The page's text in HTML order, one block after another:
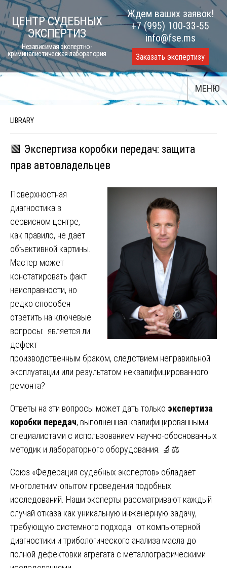
Skip
to
content
ЦЕНТР СУДЕБНЫХ
ЭКСПЕРТИЗ
Независимая экспертно-
криминалистическая лаборатория
Ждем ваших заявок!
+7 (995) 100-33-55
info@fse.ms
Заказать экспертизу
МЕНЮ
LIBRARY
🟩 Экспертиза коробки передач: защита
прав автовладельцев
Поверхностная
диагностика в
сервисном центре,
как правило, не дает
объективной картины.
Мастер может
констатировать факт
неисправности, но
редко способен
ответить на ключевые
вопросы: является ли
дефект
производственным браком, следствием неправильной
эксплуатации или результатом неквалифицированного
ремонта?
Ответы на эти вопросы может дать только экспертиза
коробки передач, выполненная квалифицированными
специалистами с использованием научно-обоснованных
методик и лабораторного оборудования. 🔬⚖️
Союз «Федерация судебных экспертов» обладает
многолетним опытом проведения подобных
исследований. Наши эксперты рассматривают каждый
случай отказа как уникальную инженерную задачу,
требующую системного подхода: от компьютерной
диагностики и трибологического анализа масла до
полной дефектовки агрегата с металлографическими